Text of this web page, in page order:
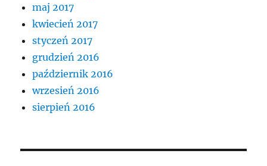
maj 2017
kwiecień 2017
styczeń 2017
grudzień 2016
październik 2016
wrzesień 2016
sierpień 2016